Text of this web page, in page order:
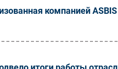
компанией ASBIS